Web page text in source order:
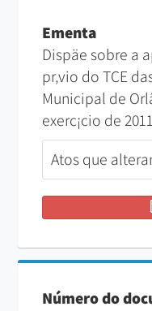
Ementa
Dispäe sobre a
pr‚vio do TCE
Municipal de
exerc¡cio de
Atos que
Número do